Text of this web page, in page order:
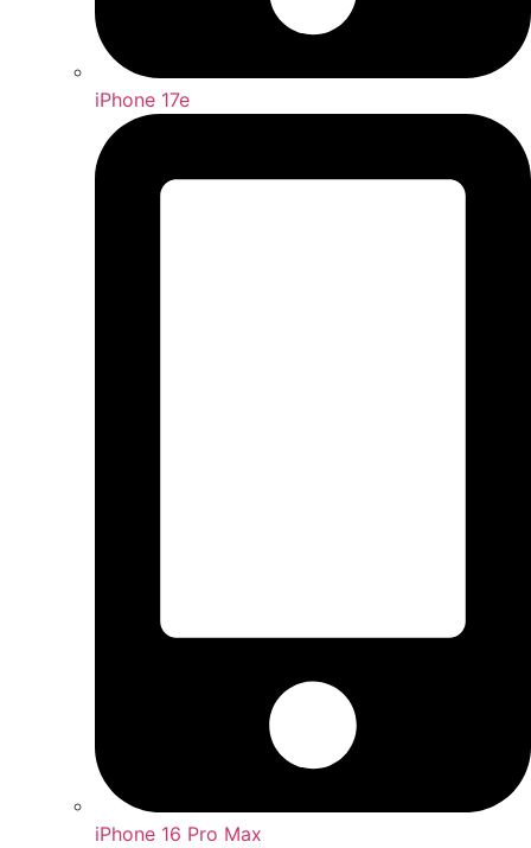
iPhone 17e
iPhone 16 Pro Max